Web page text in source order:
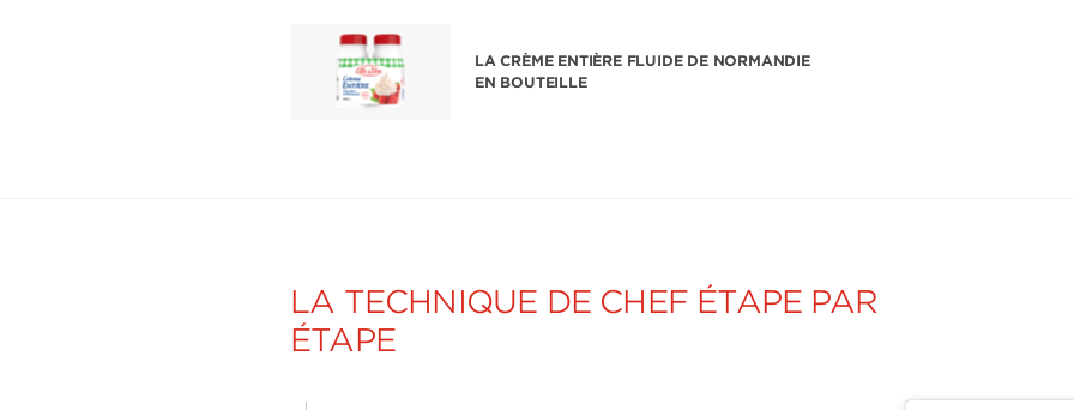
LA CRÈME ENTIÈRE FLUIDE DE NORMANDIE
EN BOUTEILLE
LA TECHNIQUE DE CHEF ÉTAPE PAR
ÉTAPE